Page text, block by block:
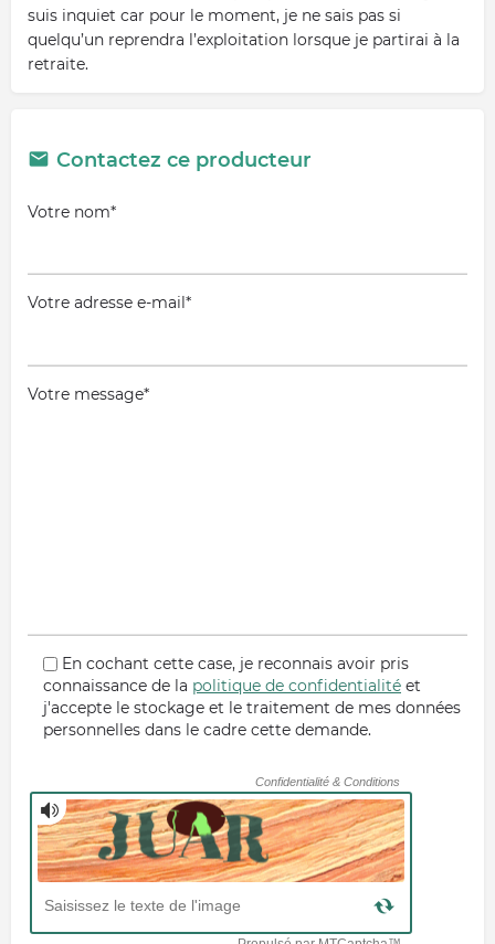
suis inquiet car pour le moment, je ne sais pas si
quelqu’un reprendra l’exploitation lorsque je partirai à la
retraite.
Contactez ce producteur
Votre nom*
Votre adresse e-mail*
Votre message*
En cochant cette case, je reconnais avoir pris
connaissance de la politique de confidentialité et
j'accepte le stockage et le traitement de mes données
personnelles dans le cadre cette demande.